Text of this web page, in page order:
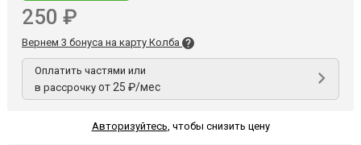
250 ₽
Вернем 3 бонуса на карту Колба
Оплатить частями или
в рассрочку от 25 ₽/мес
Авторизуйтесь, чтобы снизить цену